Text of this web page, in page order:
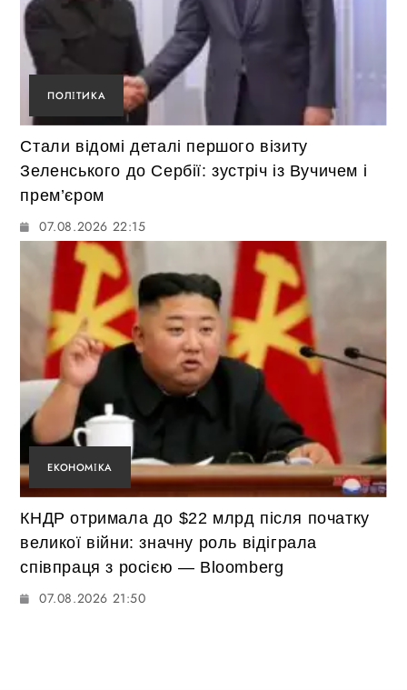
ПОЛІТИКА
Стали відомі деталі першого візиту
Зеленського до Сербії: зустріч із Вучичем і
прем’єром
07.08.2026 22:15
ЕКОНОМІКА
КНДР отримала до $22 млрд після початку
великої війни: значну роль відіграла
співпраця з росією — Bloomberg
07.08.2026 21:50